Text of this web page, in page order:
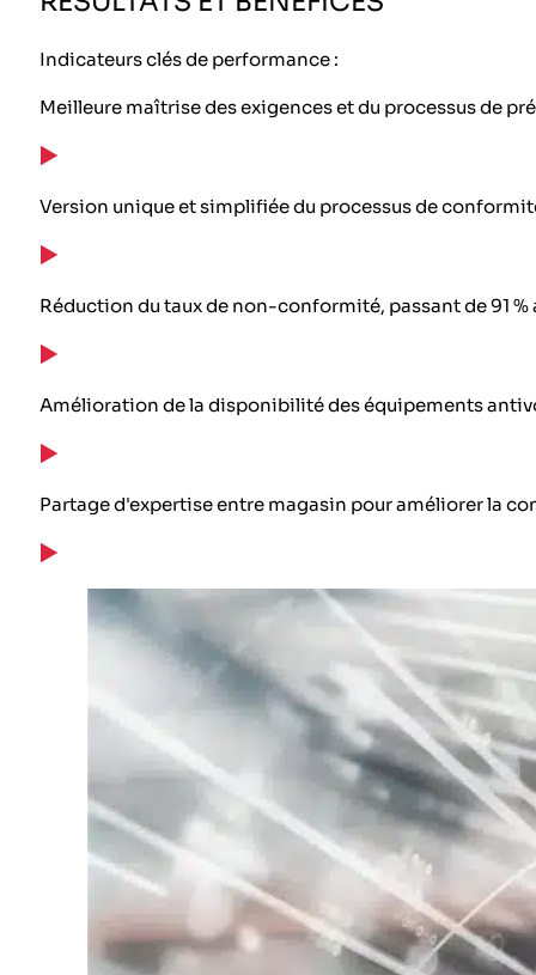
Indicateurs clés de performance :
Meilleure maîtrise des exigences et du processus de
Version unique et simplifiée du processus de
Réduction du taux de non-conformité, passant de 91 %
Amélioration de la disponibilité des équipements
Partage d'expertise entre magasin pour améliorer la